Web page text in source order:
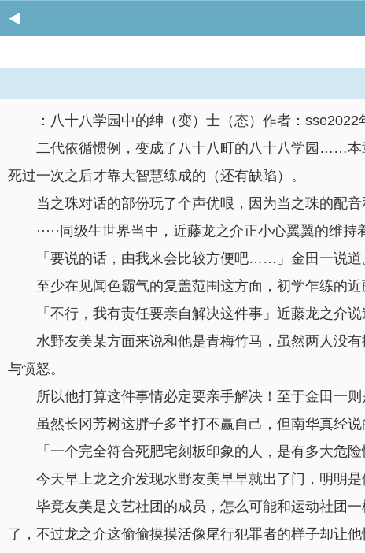
：八十八学园中的绅（变）士（态）作者：
二代依循惯例，变成了八十八町的八十八学园……本
死过一次之后才靠大智慧练成的（还有缺陷）。
当之珠对话的部份玩了个声优哏，因为当之珠的配
·····同级生世界当中，近藤龙之介正小心翼翼的维
「要说的话，由我来会比较方便吧……」金田一说道
至少在见闻色霸气的复盖范围这方面，初学乍练的
「不行，我有责任要亲自解决这件事」近藤龙之介说
水野友美某方面来说和他是青梅竹马，虽然两人没
与愤怒。
所以他打算这件事情必定要亲手解决！至于金田一则
虽然长冈芳树这胖子多半打不赢自己，但南华真经
「一个完全符合死肥宅刻板印象的人，是有多大危
今天早上龙之介发现水野友美早早就出了门，明明
毕竟友美是文艺社团的成员，怎么可能和运动社团
了，不过龙之介这偷偷摸摸活像尾行犯罪者的样子却让他